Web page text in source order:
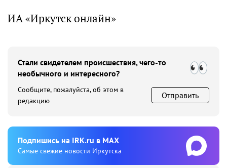
ИА «Иркутск онлайн»
Стали свидетелем происшествия, чего-то
необычного и интересного?
Сообщите, пожалуйста, об этом в
редакцию
Отправить
Подпишиcь на IRK.ru в MAX
Cамые свежие новости Иркутска